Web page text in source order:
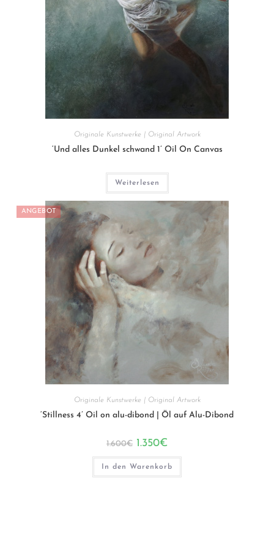
Originale Kunstwerke | Original Artwork
‘Und alles Dunkel schwand 1’ Oil On Canvas
Weiterlesen
ANGEBOT
Originale Kunstwerke | Original Artwork
‘Stillness 4’ Oil on alu-dibond | Öl auf Alu-Dibond
1.600€ Ursprünglicher
war:
1.600€
1.350€
ist:
1.350€.
In den Warenkorb